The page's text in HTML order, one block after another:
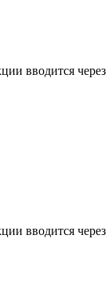
вводится через
вводится через